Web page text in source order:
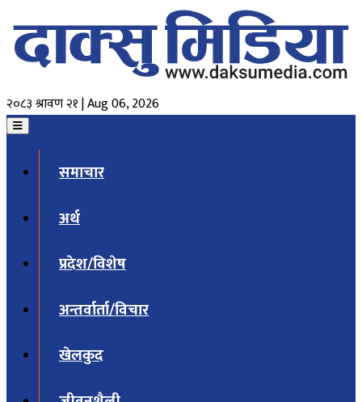
२०८३ श्रावण २१ | Aug 06, 2026
समाचार
अर्थ
प्रदेश/विशेष
अन्तर्वार्ता/विचार
खेलकुद